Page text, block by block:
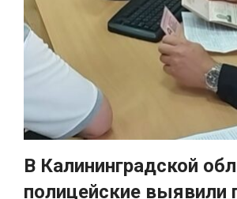
В Калининградской
полицейские выявили